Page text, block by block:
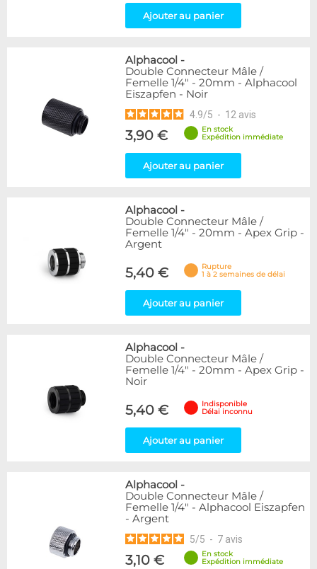
Ajouter au panier
Alphacool -
Double Connecteur Mâle /
Femelle 1/4" - 20mm - Alphacool
Eiszapfen - Noir
4.9/5 - 12 avis
3,90 €
En stock
Expédition immédiate
Ajouter au panier
Alphacool -
Double Connecteur Mâle /
Femelle 1/4" - 20mm - Apex Grip -
Argent
5,40 €
Rupture
1 à 2 semaines de délai
Ajouter au panier
Alphacool -
Double Connecteur Mâle /
Femelle 1/4" - 20mm - Apex Grip -
Noir
5,40 €
Indisponible
Délai inconnu
Ajouter au panier
Alphacool -
Double Connecteur Mâle /
Femelle 1/4" - Alphacool Eiszapfen
- Argent
5/5 - 7 avis
3,10 €
En stock
Expédition immédiate